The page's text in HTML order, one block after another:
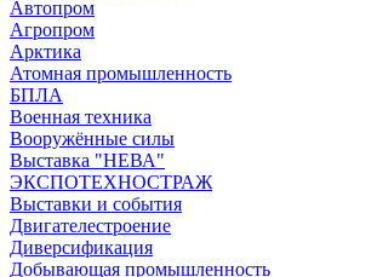
Автопром
Агропром
Арктика
Атомная промышленность
БПЛА
Военная техника
Вооружённые силы
Выставка "НЕВА"
ЭКСПОТЕХНОСТРАЖ
Выставки и события
Двигателестроение
Диверсификация
Добывающая промышленность